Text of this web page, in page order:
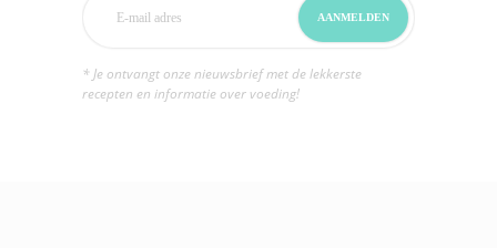
* Je ontvangt onze nieuwsbrief met de lekkerste
recepten en informatie over voeding!